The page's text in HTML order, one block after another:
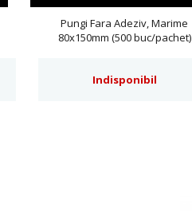
Pungi Fara Adeziv, Marime
80x150mm (500 buc/pachet)
Indisponibil